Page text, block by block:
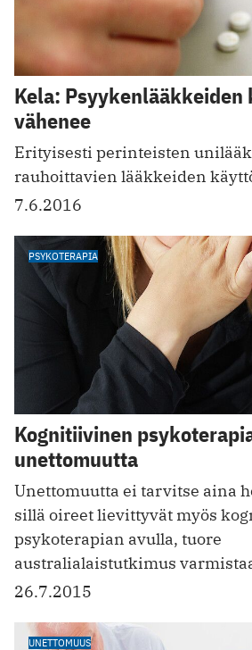
Kela: Psyykenlääkkeiden
vähenee
Erityisesti perinteisten
rauhoittavien lääkkeiden
7.6.2016
PSYKOTERAPIA
Kognitiivinen
unettomuutta
Unettomuutta ei tarvitse aina
sillä oireet lievittyvät myös
psykoterapian avulla, tuore
australialaistutkimus
26.7.2015
UNETTOMUUS